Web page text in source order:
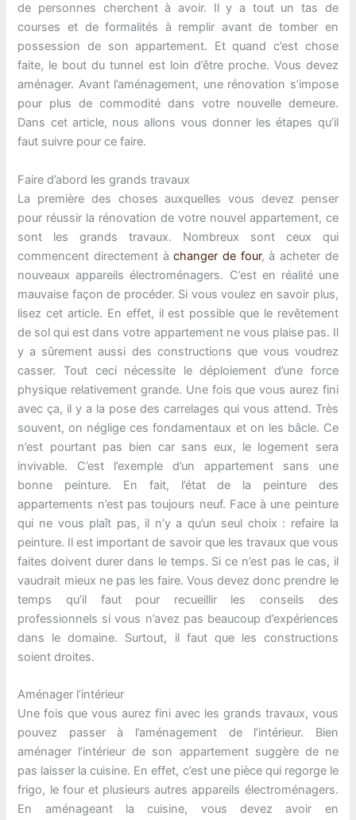
de personnes cherchent à avoir. Il y a tout un tas de
courses et de formalités à remplir avant de tomber en
possession de son appartement. Et quand c’est chose
faite, le bout du tunnel est loin d’être proche. Vous devez
aménager. Avant l’aménagement, une rénovation s’impose
pour plus de commodité dans votre nouvelle demeure.
Dans cet article, nous allons vous donner les étapes qu’il
faut suivre pour ce faire.
Faire d’abord les grands travaux
La première des choses auxquelles vous devez penser
pour réussir la rénovation de votre nouvel appartement, ce
sont les grands travaux. Nombreux sont ceux qui
commencent directement àchanger de four, à acheter de
nouveaux appareils électroménagers. C’est en réalité une
mauvaise façon de procéder. Si vous voulez en savoir plus,
lisez cet article. En effet, il est possible que le revêtement
de sol qui est dans votre appartement ne vous plaise pas. Il
y a sûrement aussi des constructions que vous voudrez
casser. Tout ceci nécessite le déploiement d’une force
physique relativement grande. Une fois que vous aurez fini
avec ça, il y a la pose des carrelages qui vous attend. Très
souvent, on néglige ces fondamentaux et on les bâcle. Ce
n’est pourtant pas bien car sans eux, le logement sera
invivable. C’est l’exemple d’un appartement sans une
bonne peinture. En fait, l’état de la peinture des
appartements n’est pas toujours neuf. Face à une peinture
qui ne vous plaît pas, il n’y a qu’un seul choix : refaire la
peinture. Il est important de savoir que les travaux que vous
faites doivent durer dans le temps. Si ce n’est pas le cas, il
vaudrait mieux ne pas les faire. Vous devez donc prendre le
temps qu’il faut pour recueillir les conseils des
professionnels si vous n’avez pas beaucoup d’expériences
dans le domaine. Surtout, il faut que les constructions
soient droites.
Aménager l’intérieur
Une fois que vous aurez fini avec les grands travaux, vous
pouvez passer à l’aménagement de l’intérieur. Bien
aménager l’intérieur de son appartement suggère de ne
pas laisser la cuisine. En effet, c’est une pièce qui regorge le
frigo, le four et plusieurs autres appareils électroménagers.
En aménageant la cuisine, vous devez avoir en